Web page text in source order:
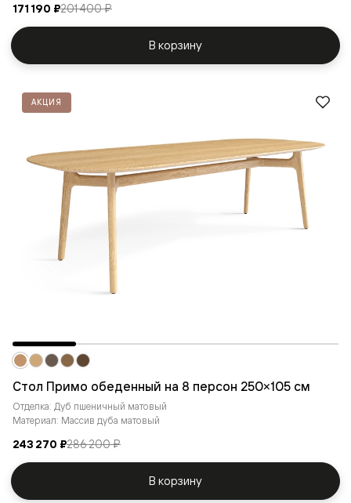
171 190 ₽201 400 ₽
В корзину
АКЦИЯ
Стол Примо обеденный на 8 персон 250×105 см
Отделка: Дуб пшеничный матовый
Материал: Массив дуба матовый
243 270 ₽286 200 ₽
В корзину